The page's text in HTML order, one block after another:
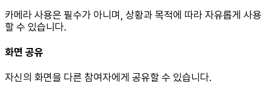
카메라 사용은 필수가 아니며, 상황과 목적에 따라 자유롭게 사용
할 수 있습니다.
화면 공유
자신의 화면을 다른 참여자에게 공유할 수 있습니다.